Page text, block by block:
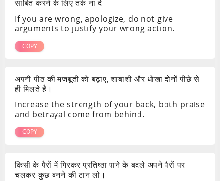
साबित करने के लिए तर्क ना दें
If you are wrong, apologize, do not give
arguments to justify your wrong action.
COPY
अपनी पीठ की मजबूती को बढ़ाए, शाबाशी और धोखा दोनों पीछे से
ही मिलते है।
Increase the strength of your back, both praise
and betrayal come from behind.
COPY
किसी के पैरों में गिरकर प्रतिष्ठा पाने के बदले अपने पैरों पर
चलकर कुछ बनने की ठान लो।